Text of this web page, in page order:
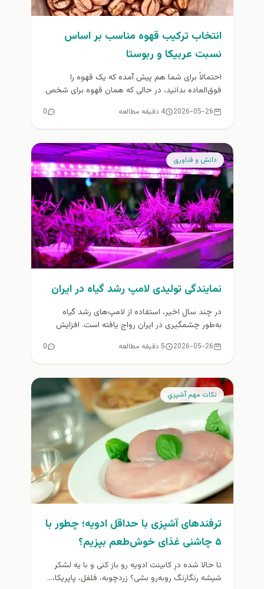
انتخاب ترکیب قهوه مناسب بر اساس
نسبت عربیکا و ربوستا
احتمالاً برای شما هم پیش آمده که یک قهوه را
فوق‌العاده بدانید، در حالی که همان قهوه برای شخص
2026-05-26 4 دقیقه مطالعه 0
دانش و فناوری
نمایندگی تولیدی لامپ رشد گیاه در ایران
در چند سال اخیر، استفاده از لامپ‌های رشد گیاه
به‌طور چشمگیری در ایران رواج یافته است. افزایش
2026-05-26 5 دقیقه مطالعه 0
نكات مهم آشپزي
ترفندهای آشپزی با حداقل ادویه؛ چطور با
۵ چاشنی غذای خوش‌طعم بپزیم؟
تا حالا شده درِ کابینت ادویه رو باز کنی و با یه لشکر
شیشه رنگارنگ روبه‌رو بشی؟ زردچوبه، فلفل، پاپریکا،...